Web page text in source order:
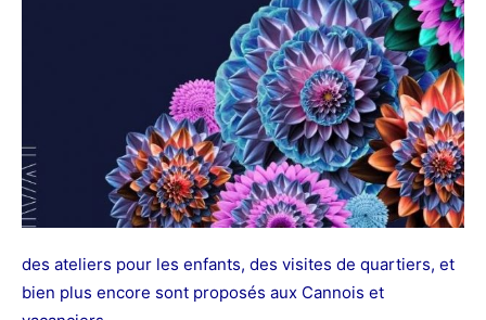
des ateliers pour les enfants, des visites de quartiers, et
bien plus encore sont proposés aux Cannois et